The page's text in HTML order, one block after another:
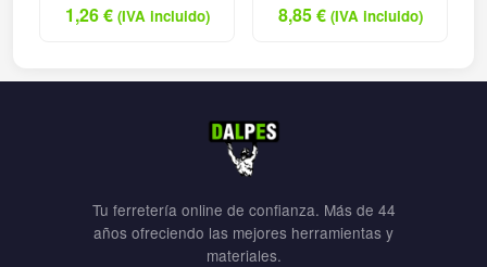
1,26€ (IVA incluido) 8,85€ (IVA incluido)
Tu ferretería online de confianza. Más de 44
años ofreciendo las mejores herramientas y
materiales.